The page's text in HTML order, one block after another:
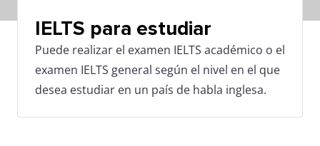
IELTS para estudiar
Puede realizar el examen IELTS académico o el
examen IELTS general según el nivel en el que
desea estudiar en un país de habla inglesa.